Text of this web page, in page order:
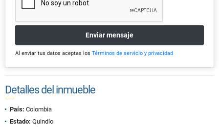
Enviar mensaje
Al enviar tus datos aceptas los Términos de servicio y privacidad
Detalles del inmueble
País: Colombia
Estado: Quindío